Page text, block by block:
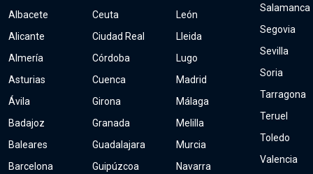
Albacete
Alicante
Almería
Asturias
Ávila
Badajoz
Baleares
Barcelona
Ceuta
Ciudad Real
Córdoba
Cuenca
Girona
Granada
Guadalajara
Guipúzcoa
León
Lleida
Lugo
Madrid
Málaga
Melilla
Murcia
Navarra
Salamanca
Segovia
Sevilla
Soria
Tarragona
Teruel
Toledo
Valencia